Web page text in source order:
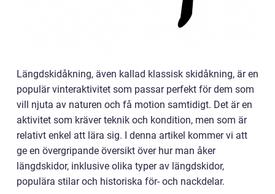
Längdskidåkning, även kallad klassisk skidåkning, är en
populär vinteraktivitet som passar perfekt för dem som
vill njuta av naturen och få motion samtidigt. Det är en
aktivitet som kräver teknik och kondition, men som är
relativt enkel att lära sig. I denna artikel kommer vi att
ge en övergripande översikt över hur man åker
längdskidor, inklusive olika typer av längdskidor,
populära stilar och historiska för- och nackdelar.